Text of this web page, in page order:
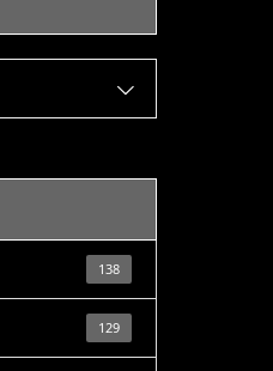
138
129